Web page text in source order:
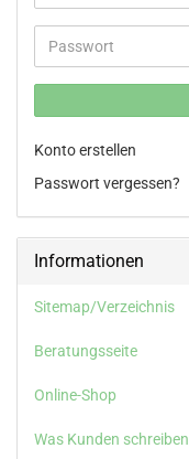
Mail-
Adresse
Passwort
Konto erstellen
Passwort vergessen?
Informationen
Sitemap/Verzeichnis
Beratungsseite
Online-Shop
Was Kunden schreiben